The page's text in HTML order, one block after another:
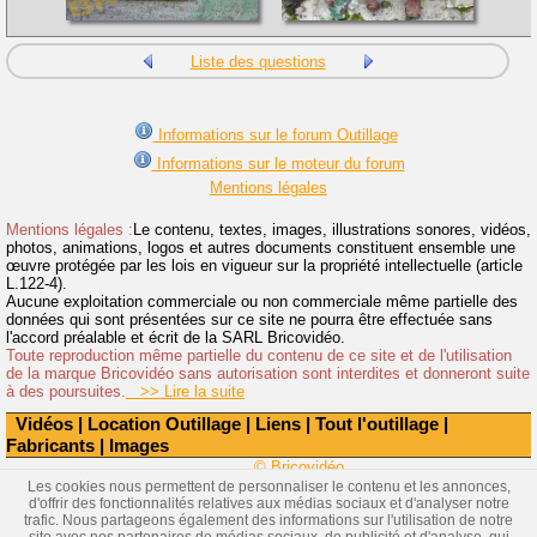
Vidéos | Location Outillage | Liens | Tout l'outillage |
Fabricants | Images
Liste des questions
Informations sur le forum Outillage
Informations sur le moteur du forum
Mentions légales
Mentions légales :Le contenu, textes, images, illustrations sonores, vidéos,
photos, animations, logos et autres documents constituent ensemble une
œuvre protégée par les lois en vigueur sur la propriété intellectuelle (article
L.122-4).
Aucune exploitation commerciale ou non commerciale même partielle des
données qui sont présentées sur ce site ne pourra être effectuée sans
l'accord préalable et écrit de la SARL Bricovidéo.
Toute reproduction même partielle du contenu de ce site et de l'utilisation
de la marque Bricovidéo sans autorisation sont interdites et donneront suite
à des poursuites.
>> Lire la suite
© Bricovidéo
Les cookies nous permettent de personnaliser le contenu et les annonces,
d'offrir des fonctionnalités relatives aux médias sociaux et d'analyser notre
trafic. Nous partageons également des informations sur l'utilisation de notre